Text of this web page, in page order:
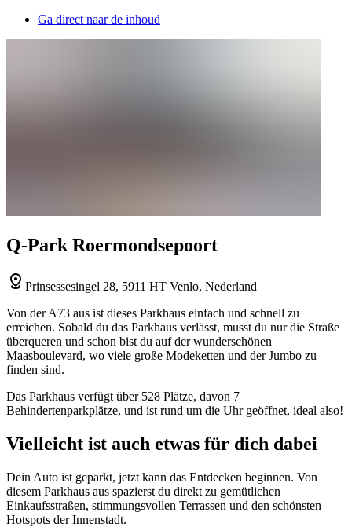
Ga direct naar de inhoud
Q-Park Roermondsepoort
Prinsessesingel 28, 5911 HT Venlo, Nederland
Von der A73 aus ist dieses Parkhaus einfach und schnell zu
erreichen. Sobald du das Parkhaus verlässt, musst du nur die Straße
überqueren und schon bist du auf der wunderschönen
Maasboulevard, wo viele große Modeketten und der Jumbo zu
finden sind.
Das Parkhaus verfügt über 528 Plätze, davon 7
Behindertenparkplätze, und ist rund um die Uhr geöffnet, ideal also!
Vielleicht ist auch etwas für dich dabei
Dein Auto ist geparkt, jetzt kann das Entdecken beginnen. Von
diesem Parkhaus aus spazierst du direkt zu gemütlichen
Einkaufsstraßen, stimmungsvollen Terrassen und den schönsten
Hotspots der Innenstadt.